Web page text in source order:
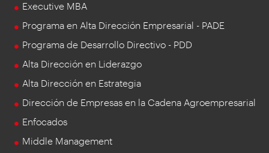
Executive MBA
Programa en Alta Dirección Empresarial - PADE
Programa de Desarrollo Directivo - PDD
Alta Dirección en Liderazgo
Alta Dirección en Estrategia
Dirección de Empresas en la Cadena Agroempresarial
Enfocados
Middle Management